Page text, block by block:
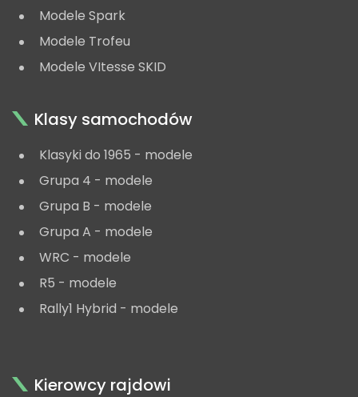
Modele Spark
Modele Trofeu
Modele VItesse SKID
Klasy samochodów
Klasyki do 1965 - modele
Grupa 4 - modele
Grupa B - modele
Grupa A - modele
WRC - modele
R5 - modele
Rally1 Hybrid - modele
Kierowcy rajdowi